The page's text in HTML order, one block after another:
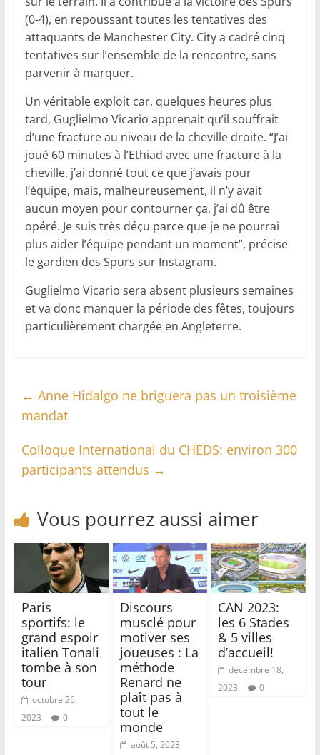
(0-4), en repoussant toutes les tentatives des
attaquants de Manchester City. City a cadré cinq
tentatives sur l’ensemble de la rencontre, sans
parvenir à marquer.
Un véritable exploit car, quelques heures plus
tard, Guglielmo Vicario apprenait qu’il souffrait
d’une fracture au niveau de la cheville droite. “J’ai
joué 60 minutes à l’Ethiad avec une fracture à la
cheville, j’ai donné tout ce que j’avais pour
l’équipe, mais, malheureusement, il n’y avait
aucun moyen pour contourner ça, j’ai dû être
opéré. Je suis très déçu parce que je ne pourrai
plus aider l’équipe pendant un moment”, précise
le gardien des Spurs sur Instagram.
Guglielmo Vicario sera absent plusieurs semaines
et va donc manquer la période des fêtes, toujours
particulièrement chargée en Angleterre.
← Anne Hidalgo ne briguera pas un troisième
mandat
Colloque International du CHEDS: environ 300
participants attendus →
Vous pourrez aussi aimer
Paris
sportifs: le
grand espoir
italien Tonali
tombe à son
tour
octobre 26,
2023
0
Discours
musclé pour
motiver ses
joueuses : La
méthode
Renard ne
plaît pas à
tout le
monde
août 5, 2023
CAN 2023:
les 6 Stades
& 5 villes
d’accueil!
décembre 18,
2023
0